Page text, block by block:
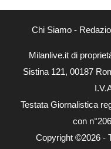
Chi Siamo-
Milanlive.it di
Sistina 121, 00187
Testata Giornalistica
con
Copyright ©2026 -